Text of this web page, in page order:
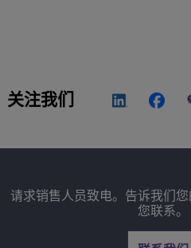
关注我们
请求销售人员致电。告诉我们
您联系。